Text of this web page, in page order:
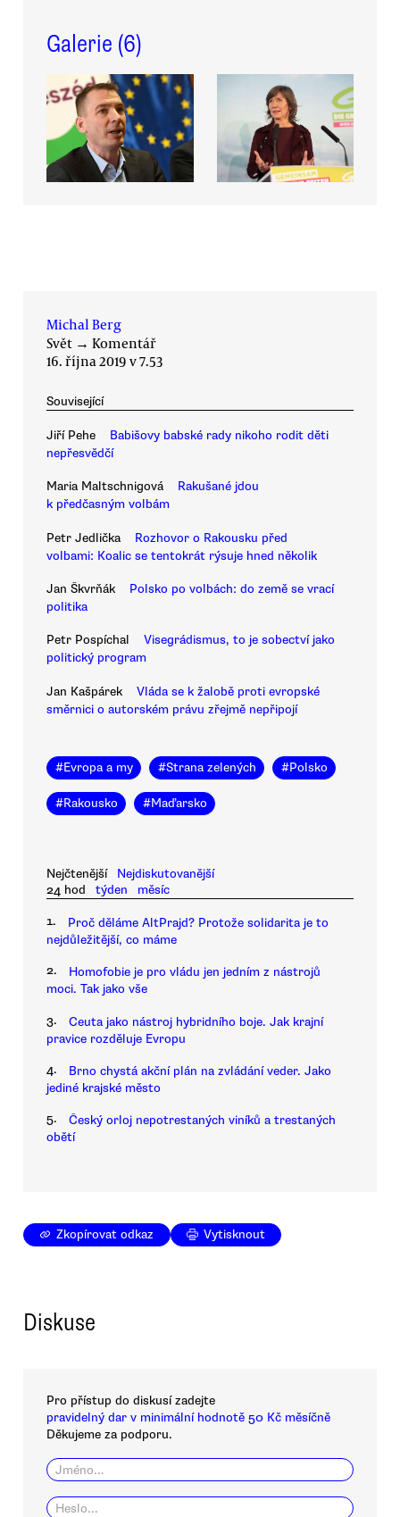
Galerie (6)
Michal Berg
Svět → Komentář
16. října 2019 v 7.53
Související
Jiří Pehe
Babišovy babské rady nikoho rodit děti
nepřesvědčí
Maria Maltschnigová
Rakušané jdou
k předčasným volbám
Petr Jedlička
Rozhovor o Rakousku před
volbami: Koalic se tentokrát rýsuje hned několik
Jan Škvrňák
Polsko po volbách: do země se vrací
politika
Petr Pospíchal
Visegrádismus, to je sobectví jako
politický program
Jan Kašpárek
Vláda se k žalobě proti evropské
směrnici o autorském právu zřejmě nepřipojí
#Evropa a my #Strana zelených #Polsko
#Rakousko #Maďarsko
Nejčtenější
Nejdiskutovanější
24 hod
týden měsíc
1.
Proč děláme AltPrajd? Protože solidarita je to
nejdůležitější, co máme
2.
Homofobie je pro vládu jen jedním z nástrojů
moci. Tak jako vše
3.
Ceuta jako nástroj hybridního boje. Jak krajní
pravice rozděluje Evropu
4.
Brno chystá akční plán na zvládání veder. Jako
jediné krajské město
5.
Český orloj nepotrestaných viníků a trestaných
obětí
Zkopírovat odkaz Vytisknout
Diskuse
Pro přístup do diskusí zadejte
pravidelný dar v minimální hodnotě 50 Kč měsíčně
Děkujeme za podporu.